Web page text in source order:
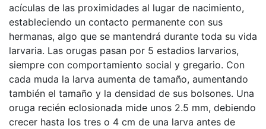
acículas de las proximidades al lugar de nacimiento,
estableciendo un contacto permanente con sus
hermanas, algo que se mantendrá durante toda su vida
larvaria. Las orugas pasan por 5 estadios larvarios,
siempre con comportamiento social y gregario. Con
cada muda la larva aumenta de tamaño, aumentando
también el tamaño y la densidad de sus bolsones. Una
oruga recién eclosionada mide unos 2.5 mm, debiendo
crecer hasta los tres o 4 cm de una larva antes de